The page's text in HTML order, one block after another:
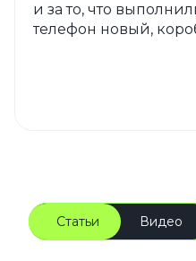
и за то, что
телефон новый,
Статьи Видео